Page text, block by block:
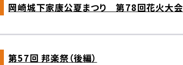
岡崎城下家康公夏まつり 第78回花火大会
第57回 邦楽祭（後編）